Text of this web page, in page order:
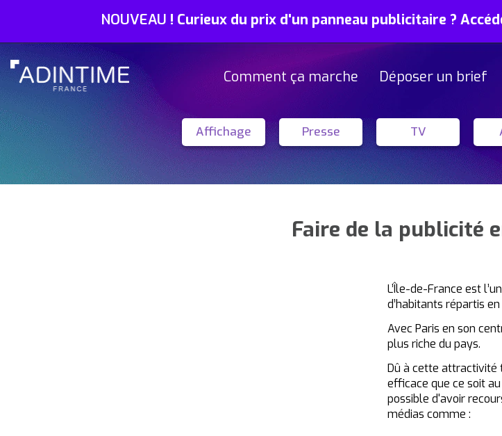
NOUVEAU ! Curieux du prix d'un panneau publicitaire ?
Comment ça marche Déposer un brief
Affichage Presse TV
Faire de la publicité
L’Île-de-France est
d’habitants répartis
Avec Paris en son
plus riche du pays.
Dû à cette attractivité
efficace que ce soit
possible d'avoir
médias comme :